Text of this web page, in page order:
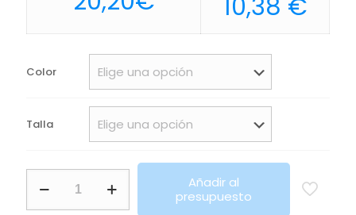
10,38 €
Color
Talla
Jogging
Añadir al
presupuesto